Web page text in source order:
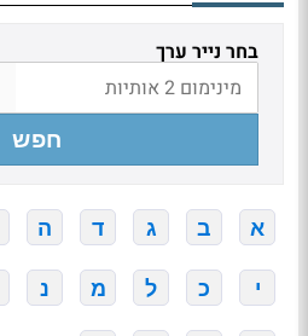
בחר נייר ערך
חפש
א ב ג ד ה
י כ ל מ נ